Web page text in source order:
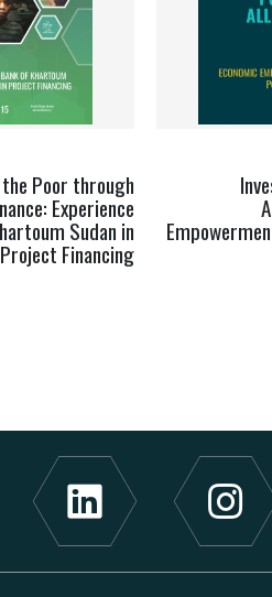
Poor through
Experience
Sudan in
Financing